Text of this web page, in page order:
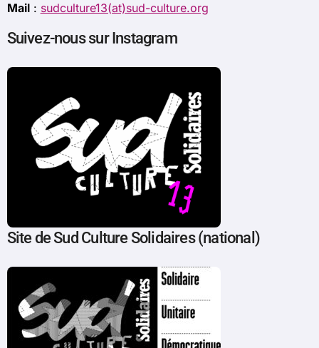
Mail: sudculture13(at)sud-culture.org
Suivez-nous sur Instagram
Site de Sud Culture Solidaires (national)